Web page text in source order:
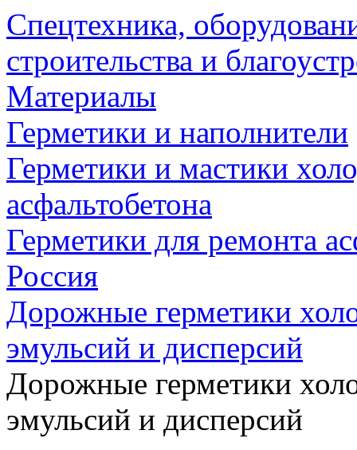
Спецтехника,
строительства и
Материалы
Герметики и наполнители
Герметики и мастики
асфальтобетона
Герметики для ремонта
Россия
Дорожные герметики
эмульсий и дисперсий
Дорожные герметики
эмульсий и дисперсий